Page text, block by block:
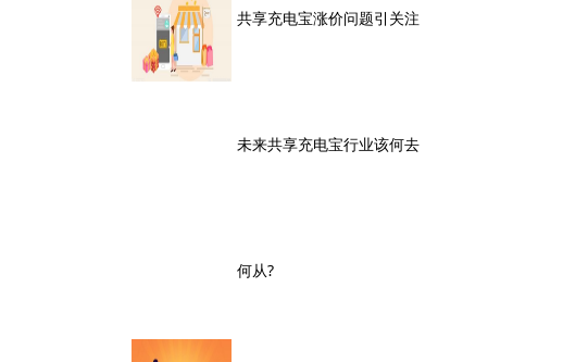
共享充电宝涨价问题引关注
未来共享充电宝行业该何去
何从?